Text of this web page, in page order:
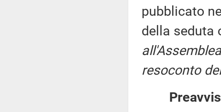
pubblicato
della seduta
resoconto